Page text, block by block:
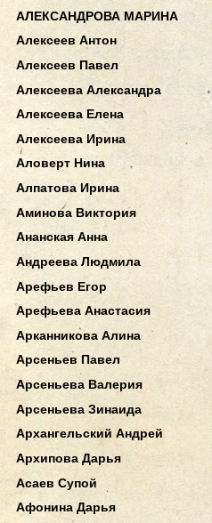
АЛЕКСАНДРОВА МАРИНА
Алексеев Антон
Алексеев Павел
Алексеева Александра
Алексеева Елена
Алексеева Ирина
Аловерт Нина
Алпатова Ирина
Аминова Виктория
Ананская Анна
Андреева Людмила
Арефьев Егор
Арефьева Анастасия
Арканникова Алина
Арсеньев Павел
Арсеньева Валерия
Арсеньева Зинаида
Архангельский Андрей
Архипова Дарья
Асаев Супой
Афонина Дарья